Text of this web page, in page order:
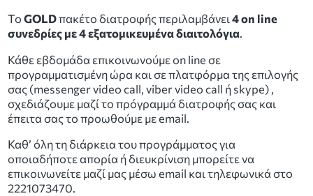
ΤοGOLDπακέτο διατροφής περιλαμβάνει4 on line
συνεδρίες με 4 εξατομικευμένα διαιτολόγια
Κάθε εβδομάδα επικοινωνούμε on line σε
προγραμματισμένη ώρα και σε πλατφόρμα της επιλογής
σας (messenger video call, viber video call ή skype) ,
σχεδιάζουμε μαζί το πρόγραμμά διατροφής σας και
έπειτα σας το προωθούμε με email.
Καθ’ όλη τη διάρκεια του προγράμματος για
οποιαδήποτε απορία ή διευκρίνιση μπορείτε να
επικοινωνείτε μαζί μας μέσω email και τηλεφωνικά στο
2221073470.